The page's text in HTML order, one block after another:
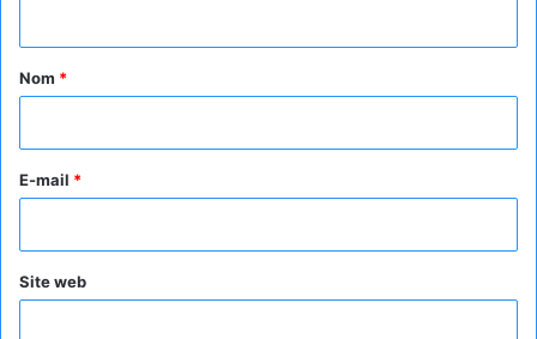
a
e
Nom *
E-mail *
Site web